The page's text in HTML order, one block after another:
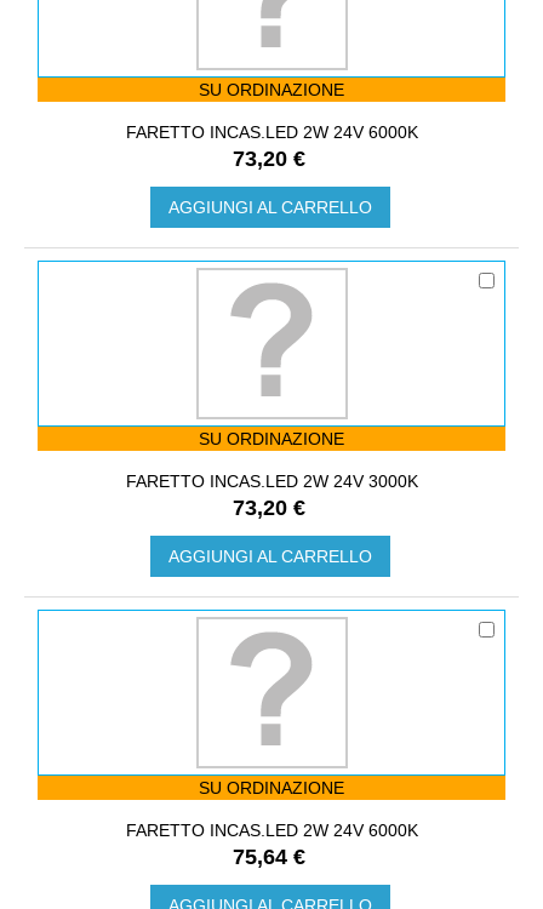
SU ORDINAZIONE
FARETTO INCAS.LED 2W 24V 6000K
73,20 €
AGGIUNGI AL CARRELLO
SU ORDINAZIONE
FARETTO INCAS.LED 2W 24V 3000K
73,20 €
AGGIUNGI AL CARRELLO
SU ORDINAZIONE
FARETTO INCAS.LED 2W 24V 6000K
75,64 €